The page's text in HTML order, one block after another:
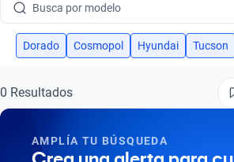
Busca por modelo
Busca por versión
Busca por marca
Busca por modelo
Dorado Cosmopol Hyundai Tucson
0 Resultados
AMPLÍA TU BÚSQUEDA